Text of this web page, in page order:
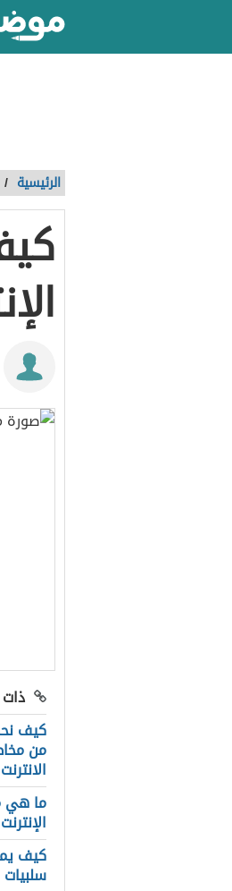
الرئيسية /
كيف
من
الانترنت
ما هي
الإنترنت
كيف
سلبيات